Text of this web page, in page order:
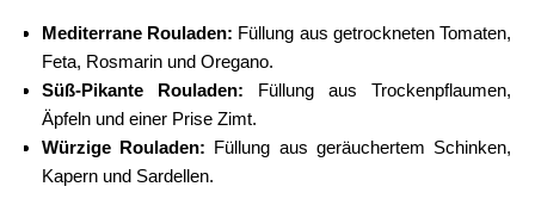
Mediterrane Rouladen: Füllung aus getrockneten Tomaten,
Feta, Rosmarin und Oregano.
Süß-Pikante Rouladen: Füllung aus Trockenpflaumen,
Äpfeln und einer Prise Zimt.
Würzige Rouladen: Füllung aus geräuchertem Schinken,
Kapern und Sardellen.